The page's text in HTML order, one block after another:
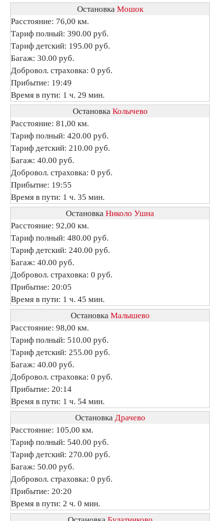
Остановка Мошок
Расстояние: 76,00 км.
Тариф полный: 390.00 руб.
Тариф детский: 195.00 руб.
Багаж: 30.00 руб.
Добровол. страховка: 0 руб.
Прибытие: 19:49
Время в пути: 1 ч. 29 мин.
Остановка Колычево
Расстояние: 81,00 км.
Тариф полный: 420.00 руб.
Тариф детский: 210.00 руб.
Багаж: 40.00 руб.
Добровол. страховка: 0 руб.
Прибытие: 19:55
Время в пути: 1 ч. 35 мин.
Остановка Николо Ушна
Расстояние: 92,00 км.
Тариф полный: 480.00 руб.
Тариф детский: 240.00 руб.
Багаж: 40.00 руб.
Добровол. страховка: 0 руб.
Прибытие: 20:05
Время в пути: 1 ч. 45 мин.
Остановка Малышево
Расстояние: 98,00 км.
Тариф полный: 510.00 руб.
Тариф детский: 255.00 руб.
Багаж: 40.00 руб.
Добровол. страховка: 0 руб.
Прибытие: 20:14
Время в пути: 1 ч. 54 мин.
Остановка Драчево
Расстояние: 105,00 км.
Тариф полный: 540.00 руб.
Тариф детский: 270.00 руб.
Багаж: 50.00 руб.
Добровол. страховка: 0 руб.
Прибытие: 20:20
Время в пути: 2 ч. 0 мин.